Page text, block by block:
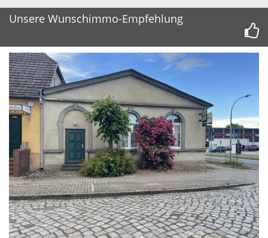
Unsere Wunschimmo-Empfehlung